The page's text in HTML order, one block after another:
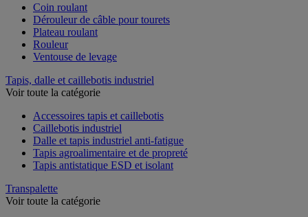
Coin roulant
Dérouleur de câble pour tourets
Plateau roulant
Rouleur
Ventouse de levage
Tapis, dalle et caillebotis industriel
Voir toute la catégorie
Accessoires tapis et caillebotis
Caillebotis industriel
Dalle et tapis industriel anti-fatigue
Tapis agroalimentaire et de propreté
Tapis antistatique ESD et isolant
Transpalette
Voir toute la catégorie